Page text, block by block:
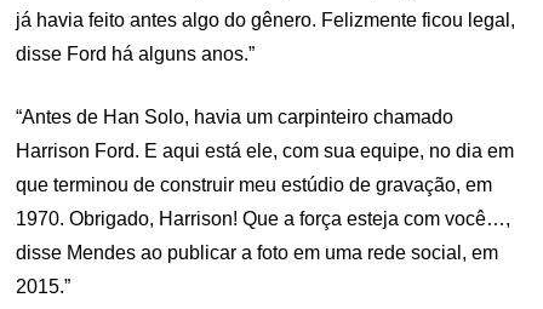
já havia feito antes algo do gênero. Felizmente ficou legal,
disse Ford há alguns anos.”
“Antes de Han Solo, havia um carpinteiro chamado
Harrison Ford. E aqui está ele, com sua equipe, no dia em
que terminou de construir meu estúdio de gravação, em
1970. Obrigado, Harrison! Que a força esteja com você…,
disse Mendes ao publicar a foto em uma rede social, em
2015.”